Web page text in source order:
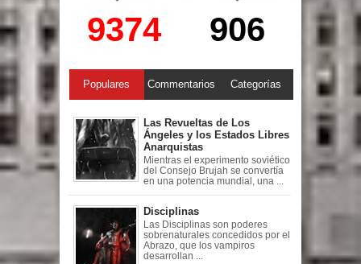
9374 906
Populares Commentarios Categorías
Las Revueltas de Los
Ángeles y los Estados Libres
Anarquistas
Mientras el experimento soviético
del Consejo Brujah se convertía
en una potencia mundial, una ...
Disciplinas
Las Disciplinas son poderes
sobrenaturales concedidos por el
Abrazo, que los vampiros
desarrollan ...